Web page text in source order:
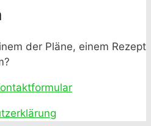
der Pläne, einem Rezept